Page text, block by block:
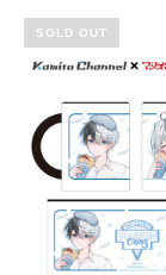
SOLD OUT